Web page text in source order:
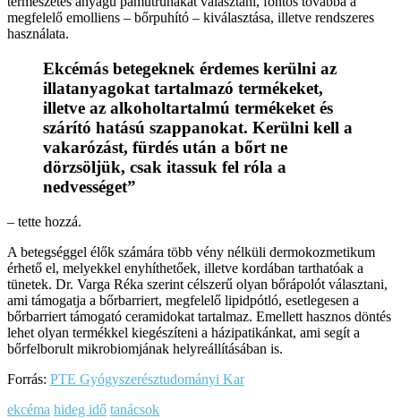
megfelelő emolliens – bőrpuhító – kiválasztása, illetve rendszeres
használata.
Ekcémás betegeknek érdemes kerülni az
illatanyagokat tartalmazó termékeket,
illetve az alkoholtartalmú termékeket és
szárító hatású szappanokat. Kerülni kell a
vakarózást, fürdés után a bőrt ne
dörzsöljük, csak itassuk fel róla a
nedvességet”
– tette hozzá.
A betegséggel élők számára több vény nélküli dermokozmetikum
érhető el, melyekkel enyhíthetőek, illetve kordában tarthatóak a
tünetek. Dr. Varga Réka szerint célszerű olyan bőrápolót választani,
ami támogatja a bőrbarriert, megfelelő lipidpótló, esetlegesen a
bőrbarriert támogató ceramidokat tartalmaz. Emellett hasznos döntés
lehet olyan termékkel kiegészíteni a házipatikánkat, ami segít a
bőrfelborult mikrobiomjának helyreállításában is.
Forrás: PTE Gyógyszerésztudományi Kar
ekcéma hideg idő tanácsok